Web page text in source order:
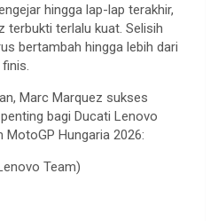
hingga lap-lap terakhir,
terbukti terlalu kuat. Selisih
bertambah hingga lebih dari
Marc Marquez sukses
bagi Ducati Lenovo
MotoGP Hungaria 2026:
Team)